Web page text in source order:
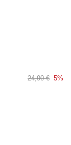
24,90 € 5%